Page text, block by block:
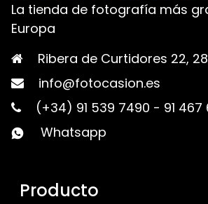
La tienda de fotografía más
Europa
Ribera de Curtidores 22,
info@fotocasion.es
(+34) 91 539 7490 - 91 467
Whatsapp
Producto